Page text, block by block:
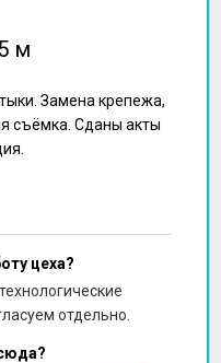
м
Замена крепежа,
съёмка. Сданы акты
цеха?
отдельно.